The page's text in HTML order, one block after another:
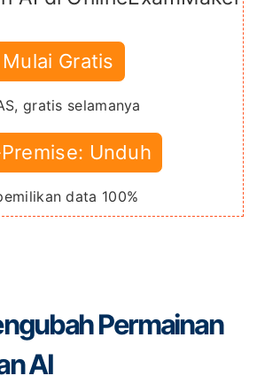
Mulai Gratis
gratis selamanya
Unduh
data 100%
Permainan
AI